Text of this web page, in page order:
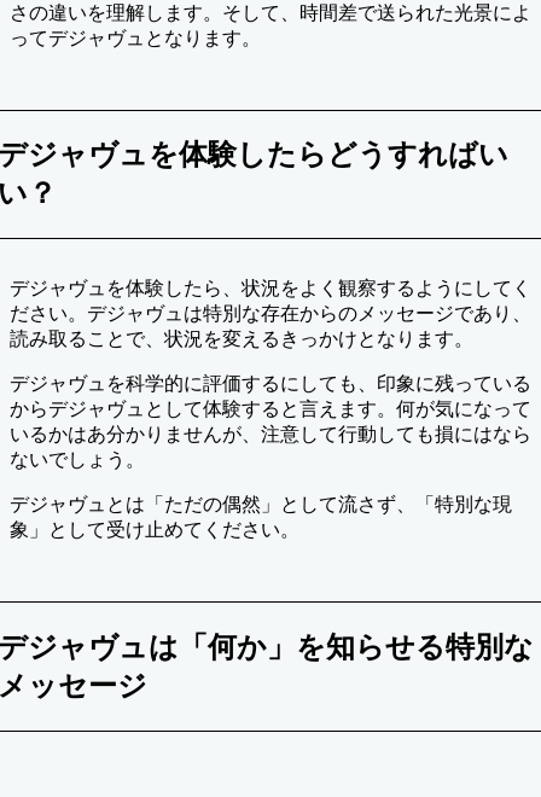
さの違いを理解します。そして、時間差で送られた光景によ
ってデジャヴュとなります。
ジャヴュを体験したらどうすればい
？
デジャヴュを体験したら、状況をよく観察するようにしてく
ださい。デジャヴュは特別な存在からのメッセージであり、
読み取ることで、状況を変えるきっかけとなります。
デジャヴュを科学的に評価するにしても、印象に残っている
からデジャヴュとして体験すると言えます。何が気になって
いるかはあ分かりませんが、注意して行動しても損にはなら
ないでしょう。
デジャヴュとは「ただの偶然」として流さず、「特別な現
象」として受け止めてください。
ジャヴュは「何か」を知らせる特別な
ッセージ